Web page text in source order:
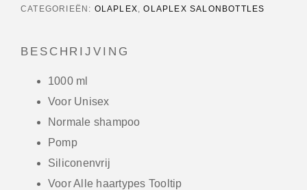
CATEGORIEËN: OLAPLEX,OLAPLEX SALONBOTTLES
BESCHRIJVING
1000 ml
Voor Unisex
Normale shampoo
Pomp
Siliconenvrij
Voor Alle haartypes Tooltip